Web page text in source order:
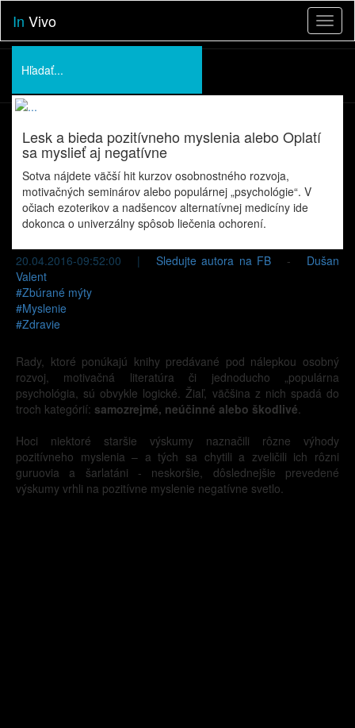
In Vivo
O nás
Prednášky
Lesk a bieda pozitívneho myslenia alebo Oplatí
sa myslieť aj negatívne
Sotva nájdete väčší hit kurzov osobnostného rozvoja,
motivačných seminárov alebo populárnej „psychológie“. V
očiach ezoterikov a nadšencov alternatívnej medicíny ide
dokonca o univerzálny spôsob liečenia ochorení.
20.04.2016-09:52:00 | Sledujte autora na FB - Dušan
Valent
#Zbúrané mýty
#Myslenie
#Zdravie
Rady, ktoré ponúkajú knihy predávané pod nálepkou osobný
rozvoj, motivačná literatúra či jednoducho „populárna
psychológia, sú obvykle logické. Žiaľ, väčšina z nich spadá do
troch kategórií: samozrejmé, neúčinné alebo škodlivé.
Hoci niektoré staršie výskumy naznačili rôzne výhody
pozitívneho myslenia – a tých sa chytili a zveličili ich rôzni
guruovia a šarlatáni - neskoršie, dôslednejšie prevedené
výskumy vrhli na pozitívne myslenie negatívne svetlo.